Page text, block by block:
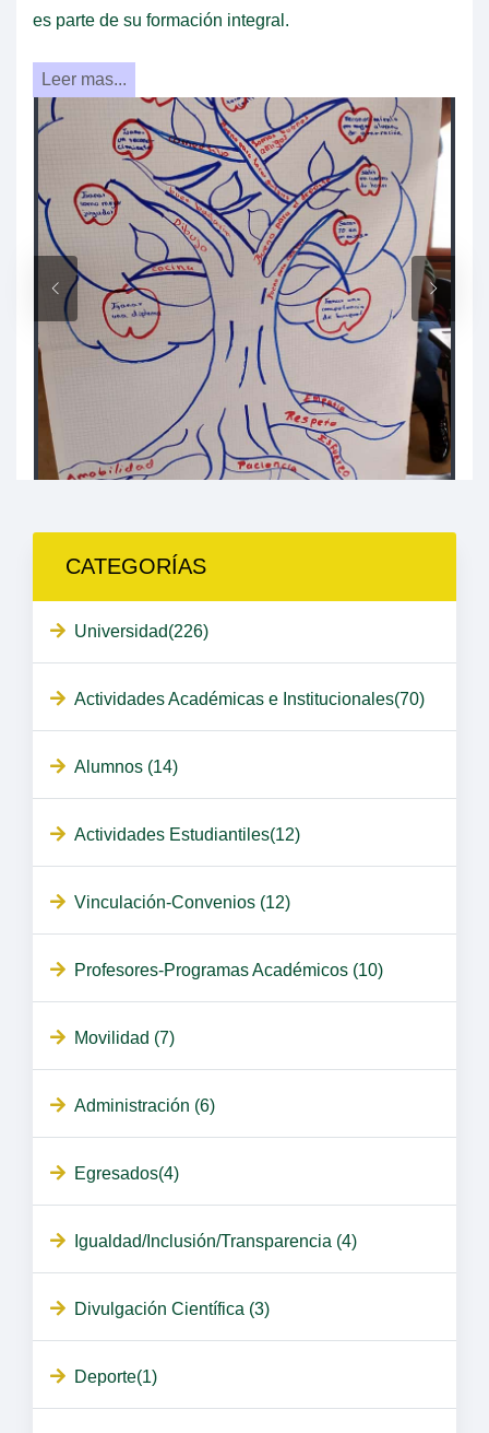
es parte de su formación integral.
Leer mas...
CATEGORÍAS
Universidad(226)
Actividades Académicas e Institucionales(70)
Alumnos (14)
Actividades Estudiantiles(12)
Vinculación-Convenios (12)
Profesores-Programas Académicos (10)
Movilidad (7)
Administración (6)
Egresados(4)
Igualdad/Inclusión/Transparencia (4)
Divulgación Científica (3)
Deporte(1)